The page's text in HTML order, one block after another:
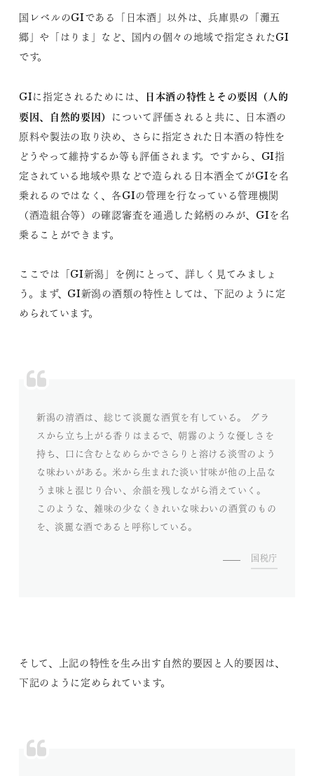
国レベルのGIである「日本酒」以外は、兵庫県の「灘五
郷」や「はりま」など、国内の個々の地域で指定されたGI
です。
GIに指定されるためには、
日本酒の特性とその要因（人的
要因、自然的要因）
について評価されると共に、日本酒の
原料や製法の取り決め、さらに指定された日本酒の特性を
どうやって維持するか等も評価されます。ですから、GI指
定されている地域や県などで造られる日本酒全てがGIを名
乗れるのではなく、各GIの管理を行なっている管理機関
（酒造組合等）の確認審査を通過した銘柄のみが、GIを名
乗ることができます。
ここでは「GI新潟」を例にとって、詳しく見てみましょ
う。まず、GI新潟の酒類の特性としては、下記のように定
められています。
新潟の清酒は、総じて淡麗な酒質を有している。 グラ
スから立ち上がる香りはまるで、朝霧のような優しさを
持ち、口に含むとなめらかでさらりと溶ける淡雪のよう
な味わいがある。米から生まれた淡い甘味が他の上品な
うま味と混じり合い、余韻を残しながら消えていく。
このような、雑味の少なくきれいな味わいの酒質のもの
を、淡麗な酒であると呼称している。
国税庁
そして、上記の特性を生み出す自然的要因と人的要因は、
下記のように定められています。